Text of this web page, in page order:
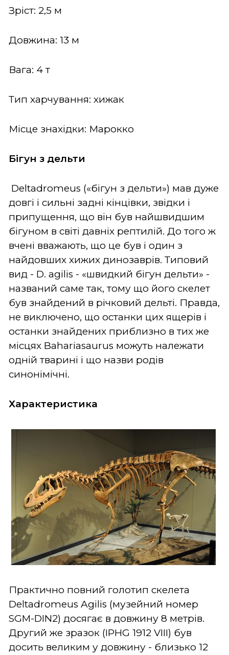
Зріст: 2,5 м
Довжина: 13 м
Вага: 4 т
Тип харчування: хижак
Місце знахідки: Марокко
Бігун з дельти
Deltadromeus («бігун з дельти») мав дуже
довгі і сильні задні кінцівки, звідки і
припущення, що він був найшвидшим
бігуном в світі давніх рептилій. До того ж
вчені вважають, що це був і один з
найдовших хижих динозаврів. Типовий
вид - D. agilis - «швидкий бігун дельти» -
названий саме так, тому що його скелет
був знайдений в річковий дельті. Правда,
не виключено, що останки цих ящерів і
останки знайдених приблизно в тих же
місцях Bahariasaurus можуть належати
одній тварині і що назви родів
синонімічні.
Характеристика
Практично повний голотип скелета
Deltadromeus Agilis (музейний номер
SGM-DIN2) досягає в довжину 8 метрів.
Другий же зразок (IPHG 1912 VIII) був
досить великим у довжину - близько 12